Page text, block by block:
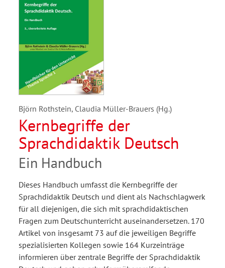
Björn Rothstein, Claudia Müller-Brauers (Hg.)
Kernbegriffe der
Sprachdidaktik Deutsch
Ein Handbuch
Dieses Handbuch umfasst die Kernbegriffe der
Sprachdidaktik Deutsch und dient als Nachschlagwerk
für all diejenigen, die sich mit sprachdidaktischen
Fragen zum Deutschunterricht auseinandersetzen. 170
Artikel von insgesamt 73 auf die jeweiligen Begriffe
spezialisierten Kollegen sowie 164 Kurzeinträge
informieren über zentrale Begriffe der Sprachdidaktik